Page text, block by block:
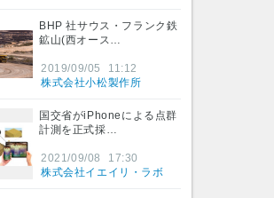
BHP 社サウス・フランク鉄
鉱山(西オース…
2019/09/05
11:12
株式会社小松製作所
国交省がiPhoneによる点群
計測を正式採…
2021/09/08
17:30
株式会社イエイリ・ラボ